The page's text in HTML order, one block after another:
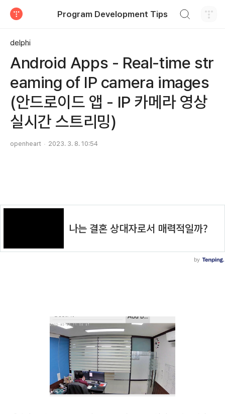
Program Development Tips
delphi
Android Apps - Real-time str
eaming of IP camera images
(안드로이드 앱 - IP 카메라 영상
실시간 스트리밍)
openheart 2023. 3. 8. 10:54